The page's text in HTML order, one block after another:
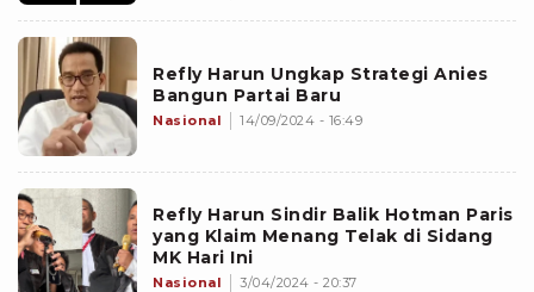
Refly Harun Ungkap Strategi Anies
Bangun Partai Baru
Nasional 14/09/2024 - 16:49
Refly Harun Sindir Balik Hotman Paris
yang Klaim Menang Telak di Sidang
MK Hari Ini
Nasional 3/04/2024 - 20:37